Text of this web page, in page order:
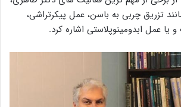
تزریق چربی به باسن، عمل پیکرتراشی،
عمل ابدومینوپلاستی اشاره کرد.